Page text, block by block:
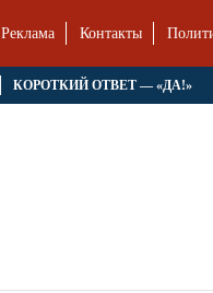
Реклама Контакты
КОРОТКИЙ ОТВЕТ — «ДА!»